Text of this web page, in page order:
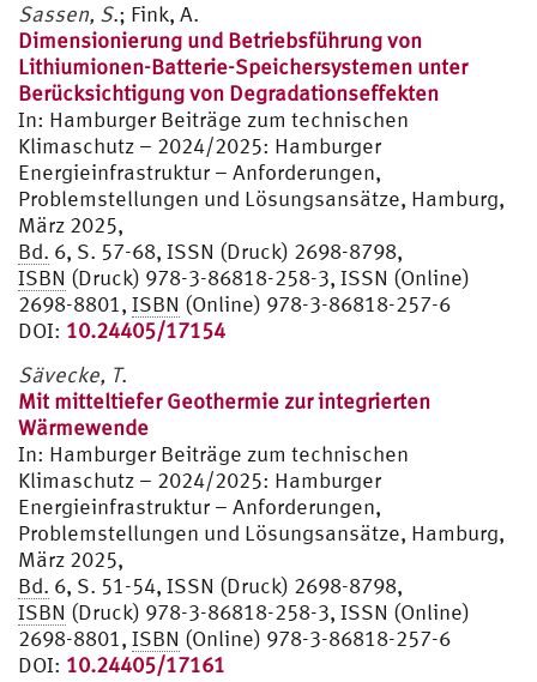
Sassen, S.; Fink, A.
Dimensionierung und Betriebsführung von
Lithiumionen-Batterie-Speichersystemen unter
Berücksichtigung von Degradationseffekten
In: Hamburger Beiträge zum technischen
Klimaschutz – 2024/2025: Hamburger
Energieinfrastruktur – Anforderungen,
Problemstellungen und Lösungsansätze, Hamburg,
März 2025,
Bd. 6, S. 57-68, ISSN (Druck) 2698-8798,
ISBN (Druck) 978-3-86818-258-3, ISSN (Online)
2698-8801, ISBN (Online) 978-3-86818-257-6
DOI: 10.24405/17154
Sävecke, T.
Mit mitteltiefer Geothermie zur integrierten
Wärmewende
In: Hamburger Beiträge zum technischen
Klimaschutz – 2024/2025: Hamburger
Energieinfrastruktur – Anforderungen,
Problemstellungen und Lösungsansätze, Hamburg,
März 2025,
Bd. 6, S. 51-54, ISSN (Druck) 2698-8798,
ISBN (Druck) 978-3-86818-258-3, ISSN (Online)
2698-8801, ISBN (Online) 978-3-86818-257-6
DOI: 10.24405/17161